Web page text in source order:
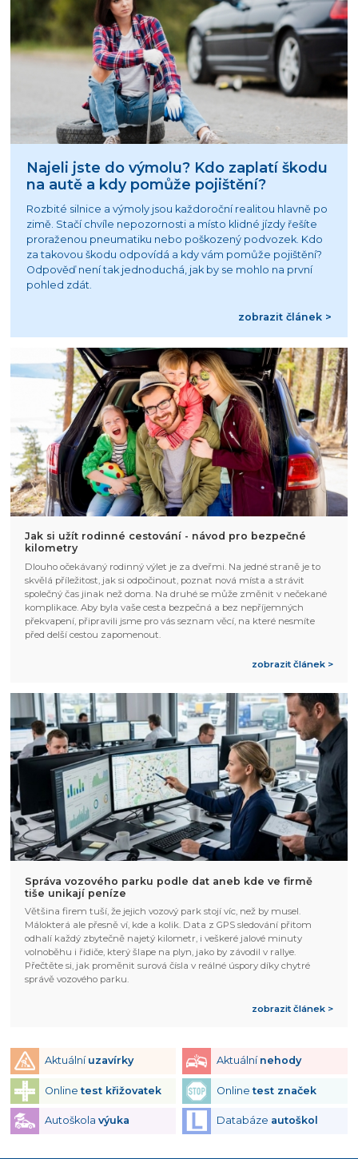
Najeli jste do výmolu? Kdo zaplatí škodu
na autě a kdy pomůže pojištění?
Rozbité silnice a výmoly jsou každoroční realitou hlavně po
zimě. Stačí chvíle nepozornosti a místo klidné jízdy řešíte
proraženou pneumatiku nebo poškozený podvozek. Kdo
za takovou škodu odpovídá a kdy vám pomůže pojištění?
Odpověď není tak jednoduchá, jak by se mohlo na první
pohled zdát.
zobrazit článek >
Jak si užít rodinné cestování - návod pro bezpečné
kilometry
Dlouho očekávaný rodinný výlet je za dveřmi. Na jedné straně je to
skvělá příležitost, jak si odpočinout, poznat nová místa a strávit
společný čas jinak než doma. Na druhé se může změnit v nečekané
komplikace. Aby byla vaše cesta bezpečná a bez nepříjemných
překvapení, připravili jsme pro vás seznam věcí, na které nesmíte
před delší cestou zapomenout.
zobrazit článek >
Správa vozového parku podle dat aneb kde ve firmě
tiše unikají peníze
Většina firem tuší, že jejich vozový park stojí víc, než by musel.
Málokterá ale přesně ví, kde a kolik. Data z GPS sledování přitom
odhalí každý zbytečně najetý kilometr, i veškeré jalové minuty
volnoběhu i řidiče, který šlape na plyn, jako by závodil v rallye.
Přečtěte si, jak proměnit surová čísla v reálné úspory díky chytré
správě vozového parku.
zobrazit článek >
Aktuální uzavírky Aktuální nehody
Onlinetest křižovatek Onlinetest značek
Autoškola výuka Databáze autoškol